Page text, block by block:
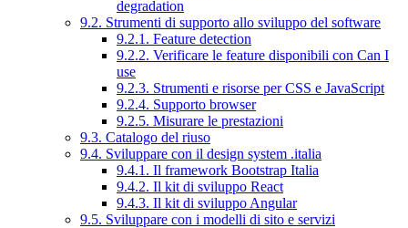
degradation
9.2. Strumenti di supporto allo sviluppo del software
9.2.1. Feature detection
9.2.2. Verificare le feature disponibili con Can I
use
9.2.3. Strumenti e risorse per CSS e JavaScript
9.2.4. Supporto browser
9.2.5. Misurare le prestazioni
9.3. Catalogo del riuso
9.4. Sviluppare con il design system .italia
9.4.1. Il framework Bootstrap Italia
9.4.2. Il kit di sviluppo React
9.4.3. Il kit di sviluppo Angular
9.5. Sviluppare con i modelli di sito e servizi